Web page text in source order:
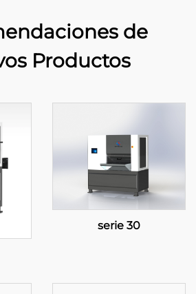
de
Productos
serie 30